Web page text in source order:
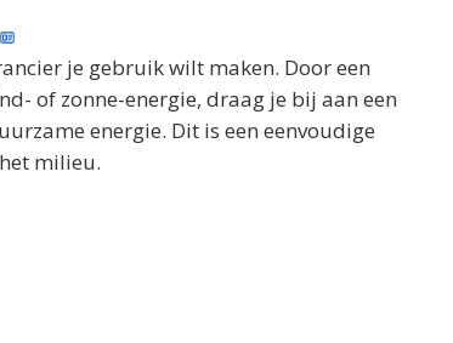
je gebruik wilt maken. Door een
of zonne-energie, draag je bij aan een
energie. Dit is een eenvoudige
milieu.